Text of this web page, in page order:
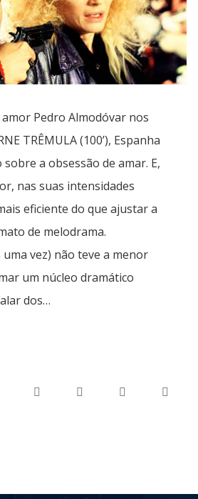
Pedro Almodóvar nos
TRÊMULA (100’), Espanha
a obsessão de amar. E,
nas suas intensidades
eficiente do que ajustar a
de melodrama.
vez) não teve a menor
um núcleo dramático
dos…